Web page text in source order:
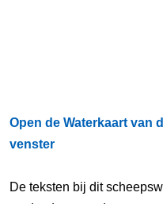
Open de Waterkaart van
venster
De teksten bij dit